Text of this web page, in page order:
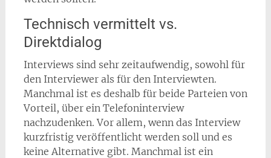
Technisch vermittelt vs.
Direktdialog
Interviews sind sehr zeitaufwendig, sowohl für
den Interviewer als für den Interviewten.
Manchmal ist es deshalb für beide Parteien von
Vorteil, über ein Telefoninterview
nachzudenken. Vor allem, wenn das Interview
kurzfristig veröffentlicht werden soll und es
keine Alternative gibt. Manchmal ist ein